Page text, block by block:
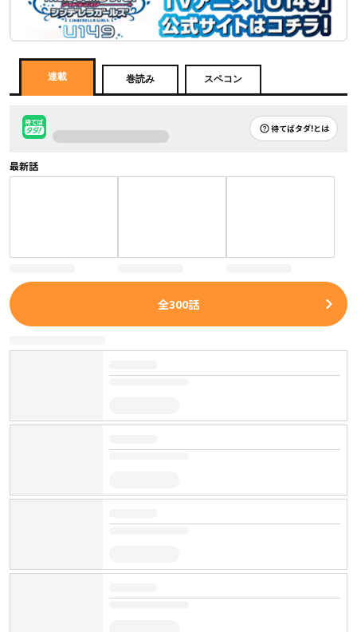
連載 巻読み スペコン
待てばタダ!とは
最新話
全300話